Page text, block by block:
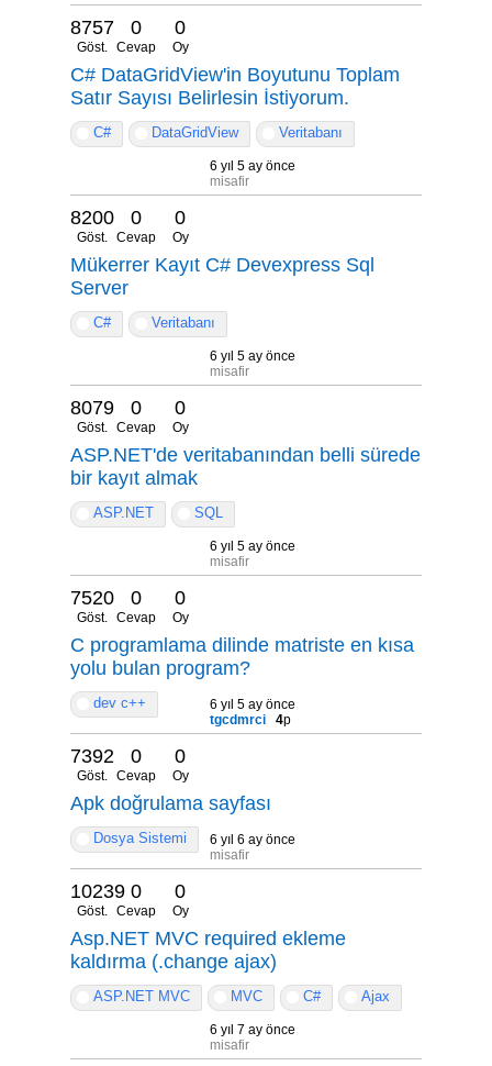
8757
Göst.
0
Cevap
0
Oy
C# DataGridView'in Boyutunu Toplam
Satır Sayısı Belirlesin İstiyorum.
C# DataGridView Veritabanı
6 yıl 5 ay önce
misafir
8200
Göst.
0
Cevap
0
Oy
Mükerrer Kayıt C# Devexpress Sql
Server
C# Veritabanı
6 yıl 5 ay önce
misafir
8079
Göst.
0
Cevap
0
Oy
ASP.NET'de veritabanından belli sürede
bir kayıt almak
ASP.NET SQL
6 yıl 5 ay önce
misafir
7520
Göst.
0
Cevap
0
Oy
C programlama dilinde matriste en kısa
yolu bulan program?
dev c++
6 yıl 5 ay önce
tgcdmrci
4p
7392
Göst.
0
Cevap
0
Oy
Apk doğrulama sayfası
Dosya Sistemi
6 yıl 6 ay önce
misafir
10239
Göst.
0
Cevap
0
Oy
Asp.NET MVC required ekleme
kaldırma (.change ajax)
ASP.NET MVC MVC C# Ajax
6 yıl 7 ay önce
misafir